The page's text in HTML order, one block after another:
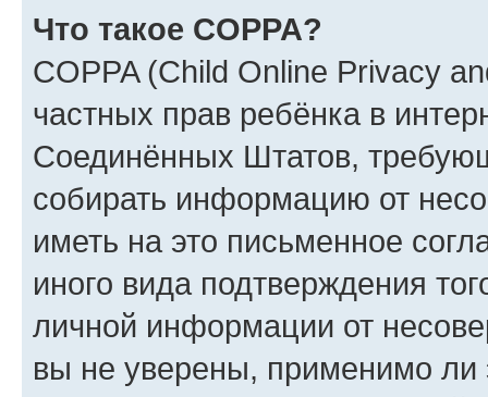
Что такое COPPA?
COPPA (Child Online Privacy
частных прав ребёнка в
Соединённых Штатов,
собирать информацию от
иметь на это письменное
иного вида подтверждения
личной информации от
вы не уверены, применимо ли